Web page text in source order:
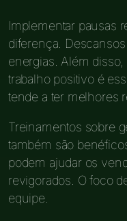
Implementar pausas
diferença.
energias. Além
trabalho positivo é
tende a ter melhores
Treinamentos sobre
também são
podem ajudar os
revigorados. O foco
equipe.